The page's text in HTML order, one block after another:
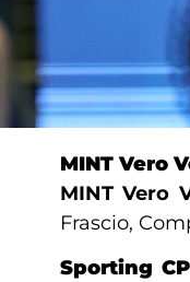
MINTVero
MINT Vero
Frascio,
Sporting